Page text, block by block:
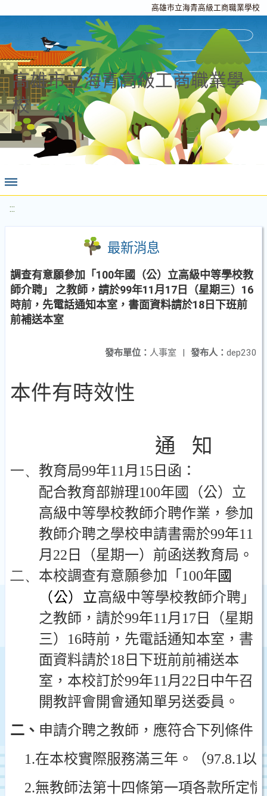
高雄市立海青高級工商職業學校
高雄市立海青高級工商職業學
校
:::
最新消息
調查有意願參加「100年國（公）立高級中等學校教
師介聘」 之教師，請於99年11月17日（星期三）16
時前，先電話通知本室，書面資料請於18日下班前
前補送本室
發布人： dep230
發布單位： 人事室 |
本件有時效性
通 知
一、 教育局99年11 月 15 日 函：
配合教育部辦理100年國（公）立
高級中等學校教師介聘作業，參加
教師介聘之學校申請書需於99年11
月 22 日
（星期一）前函送教育局。
二、 本校調查有意願參加「 100年國
（公）立高級中等學校教師介聘」
之教師，請於99年11 月 17 日
（星期
三） 16時前，先電話通知本室，書
面資料請於18 日下班前前補送本
室，本校訂於99年11 月 22 日 中午召
開教評會開會通知單另送委員。
二、 申請介聘之教師，應符合下列條件
1.在本校實際服務滿三年。（97.8.1以
2.無教師法第十四條第一項各款所定